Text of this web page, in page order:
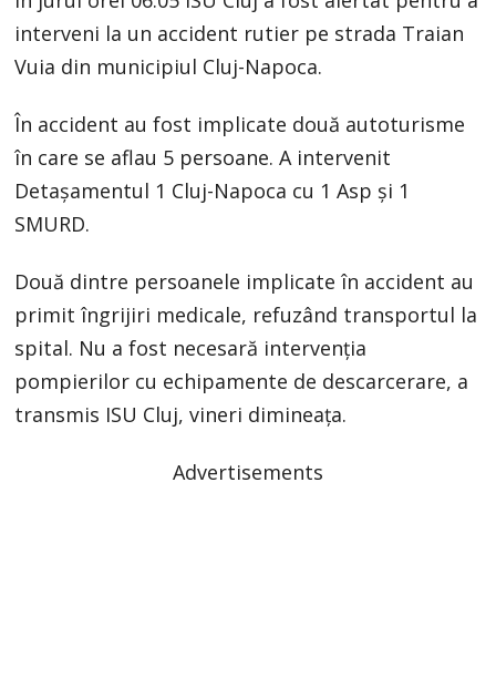
interveni la un accident rutier pe strada Traian
Vuia din municipiul Cluj-Napoca.
În accident au fost implicate două autoturisme
în care se aflau 5 persoane. A intervenit
Detașamentul 1 Cluj-Napoca cu 1 Asp și 1
SMURD.
Două dintre persoanele implicate în accident au
primit îngrijiri medicale, refuzând transportul la
spital. Nu a fost necesară intervenția
pompierilor cu echipamente de descarcerare, a
transmis ISU Cluj, vineri dimineața.
Advertisements